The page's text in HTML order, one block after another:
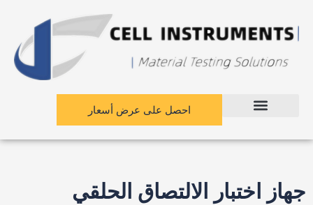
المحتوى
احصل على عرض أسعار
جهاز اختبار الالتصاق الحلقي